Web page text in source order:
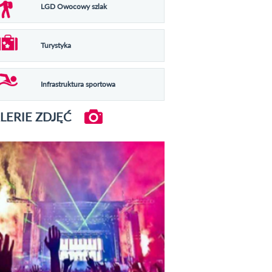
LGD Owocowy szlak
Turystyka
Infrastruktura sportowa
ZDJĘĆ